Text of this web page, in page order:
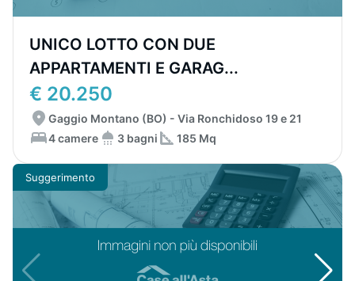
UNICO LOTTO CON DUE
APPARTAMENTI E GARAG...
€ 20.250
Gaggio Montano (BO) - Via Ronchidoso 19 e 21
4 camere
3 bagni 185 Mq
Suggerimento